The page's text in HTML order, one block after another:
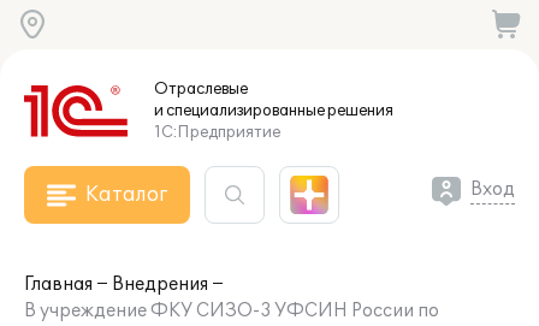
Отраслевые
и специализированныерешения
1С:Предприятие
Каталог Вход
Главная
Внедрения
В учреждение ФКУ СИЗО-3 УФСИН России по